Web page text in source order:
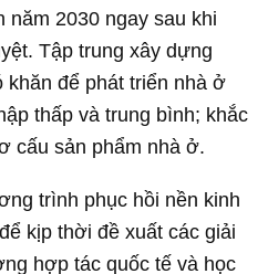
năm 2030 ngay sau khi
Tập trung xây dựng
để phát triển nhà ở
thấp và trung bình; khắc
cấu sản phẩm nhà ở.
trình phục hồi nền kinh
kịp thời đề xuất các giải
hợp tác quốc tế và học